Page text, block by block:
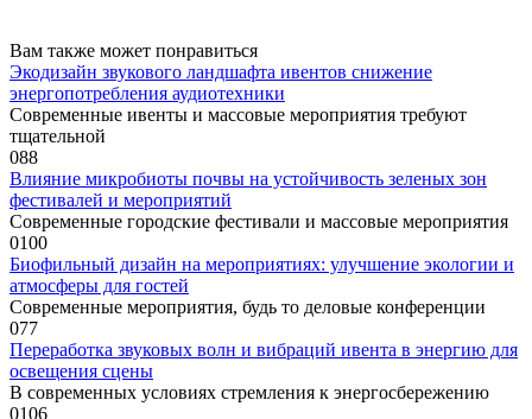
Вам также может понравиться
Экодизайн звукового ландшафта ивентов снижение
энергопотребления аудиотехники
Современные ивенты и массовые мероприятия требуют
тщательной
088
Влияние микробиоты почвы на устойчивость зеленых зон
фестивалей и мероприятий
Современные городские фестивали и массовые мероприятия
0100
Биофильный дизайн на мероприятиях: улучшение экологии и
атмосферы для гостей
Современные мероприятия, будь то деловые конференции
077
Переработка звуковых волн и вибраций ивента в энергию для
освещения сцены
В современных условиях стремления к энергосбережению
0106